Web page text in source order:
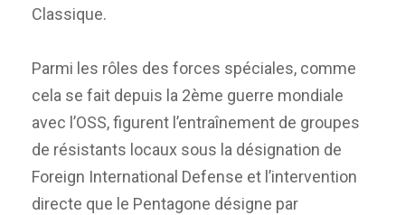
Classique.
Parmi les rôles des forces spéciales, comme
cela se fait depuis la 2ème guerre mondiale
avec l’OSS, figurent l’entraînement de groupes
de résistants locaux sous la désignation de
Foreign International Defense et l’intervention
directe que le Pentagone désigne par